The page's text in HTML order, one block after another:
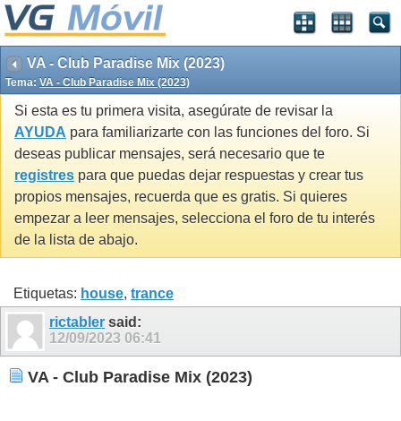
VA - Club Paradise Mix (2023)
Tema: VA - Club Paradise Mix (2023)
Si esta es tu primera visita, asegúrate de revisar la
AYUDA para familiarizarte con las funciones del foro. Si
deseas publicar mensajes, será necesario que te
registres para que puedas dejar respuestas y crear tus
propios mensajes, recuerda que es gratis. Si quieres
empezar a leer mensajes, selecciona el foro de tu interés
de la lista de abajo.
Etiquetas: house, trance
rictabler said:
12/09/2023 06:41
VA - Club Paradise Mix (2023)